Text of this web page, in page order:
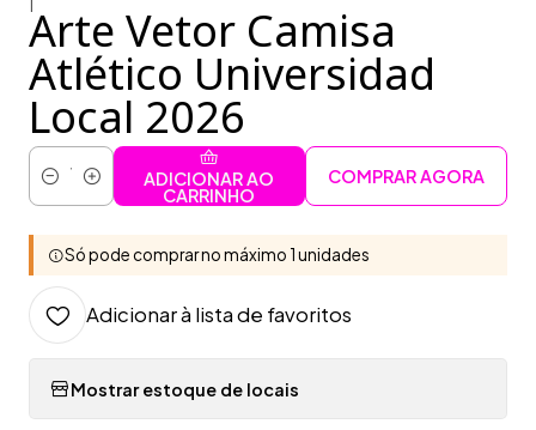
Arte Vetor Camisa
Atlético Universidad
Local 2026
Quantidade
ADICIONAR AO
CARRINHO
COMPRAR AGORA
Só pode comprar no máximo 1 unidades
Adicionar à lista de favoritos
Mostrar estoque de locais